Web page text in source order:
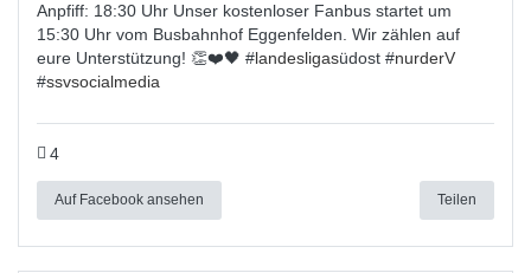
Anpfiff: 18:30 Uhr Unser kostenloser Fanbus startet um
15:30 Uhr vom Busbahnhof Eggenfelden. Wir zählen auf
eure Unterstützung! 👏❤️🖤 #landesligasüdost #nurderV
#ssvsocialmedia
4
Auf Facebook ansehen Teilen